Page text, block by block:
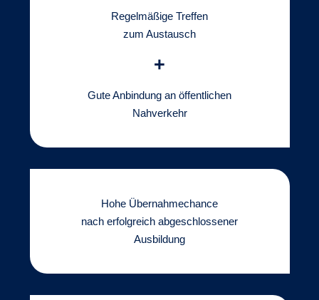
Regelmäßige Treffen
zum Austausch
+
Gute Anbindung an öffentlichen
Nahverkehr
Hohe Übernahmechance
nach erfolgreich abgeschlossener
Ausbildung